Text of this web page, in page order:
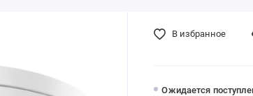
Ожидается
В избранное